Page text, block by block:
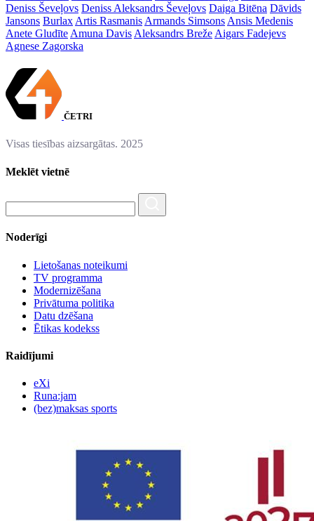
Deniss Ševeļovs Deniss Aleksandrs Ševeļovs Daiga Bitēna Dāvids
Jansons Burlax Artis Rasmanis Armands Simsons Ansis Medenis
Anete Gludīte Amuna Davis Aleksandrs Breže Aigars Fadejevs
Agnese Zagorska
ČETRI
Visas tiesības aizsargātas. 2025
Meklēt vietnē
Noderīgi
Lietošanas noteikumi
TV programma
Modernizēšana
Privātuma politika
Datu dzēšana
Ētikas kodekss
Raidījumi
eXi
Runa:jam
(bez)maksas sports